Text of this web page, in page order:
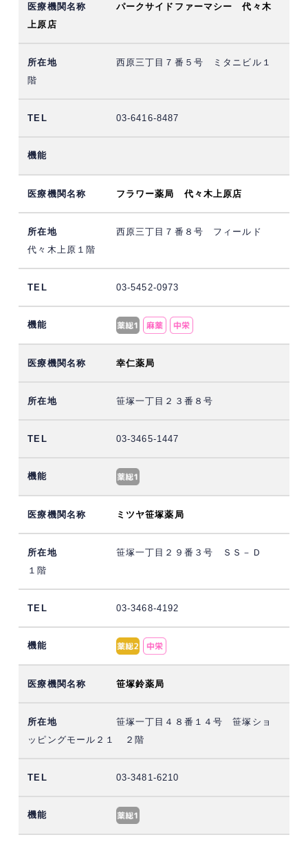
パークサイドファーマシー 代々木
上原店
西原三丁目７番５号 ミタニビル１
階
03-6416-8487
フラワー薬局 代々木上原店
西原三丁目７番８号 フィールド
代々木上原１階
03-5452-0973
幸仁薬局
笹塚一丁目２３番８号
03-3465-1447
ミツヤ笹塚薬局
笹塚一丁目２９番３号 ＳＳ－Ｄ
１階
03-3468-4192
笹塚鈴薬局
笹塚一丁目４８番１４号 笹塚ショ
ッピングモール２１ ２階
03-3481-6210